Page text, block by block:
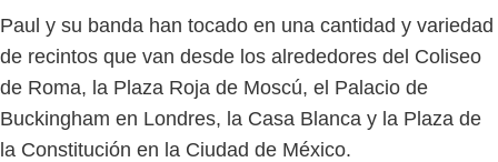
Paul y su banda han tocado en una cantidad y variedad
de recintos que van desde los alrededores del Coliseo
de Roma, la Plaza Roja de Moscú, el Palacio de
Buckingham en Londres, la Casa Blanca y la Plaza de
la Constitución en la Ciudad de México.